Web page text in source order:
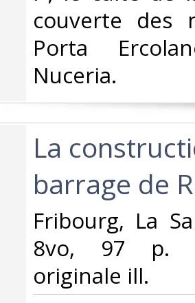
couverte des
Porta
Nuceria.‎
‎La
barrage de
‎Fribourg, La
8vo, 97 p.
originale ill.‎